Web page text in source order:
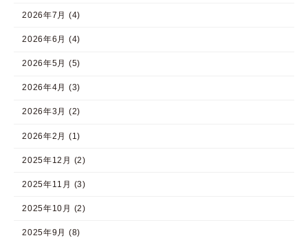
2026年7月 (4)
2026年6月 (4)
2026年5月 (5)
2026年4月 (3)
2026年3月 (2)
2026年2月 (1)
2025年12月 (2)
2025年11月 (3)
2025年10月 (2)
2025年9月 (8)